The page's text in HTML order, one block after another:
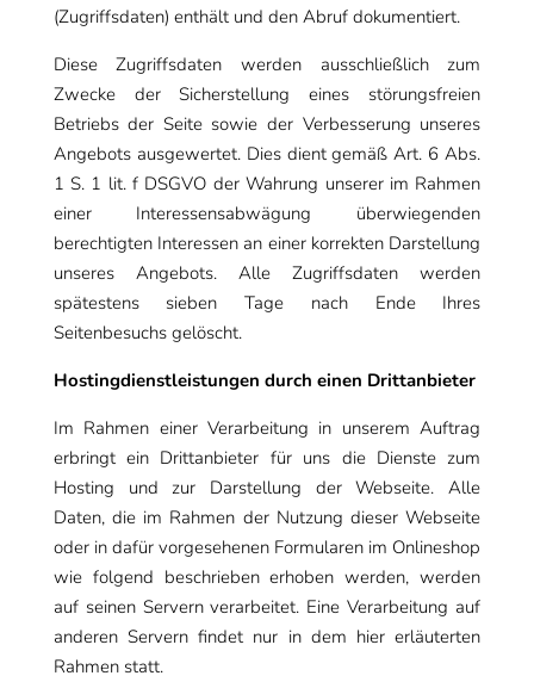
(Zugriffsdaten) enthält und den Abruf dokumentiert.
Diese Zugriffsdaten werden ausschließlich zum
Zwecke der Sicherstellung eines störungsfreien
Betriebs der Seite sowie der Verbesserung unseres
Angebots ausgewertet. Dies dient gemäß Art. 6 Abs.
1 S. 1 lit. f DSGVO der Wahrung unserer im Rahmen
einer Interessensabwägung überwiegenden
berechtigten Interessen an einer korrekten Darstellung
unseres Angebots. Alle Zugriffsdaten werden
spätestens sieben Tage nach Ende Ihres
Seitenbesuchs gelöscht.
Hostingdienstleistungen durch einen Drittanbieter
Im Rahmen einer Verarbeitung in unserem Auftrag
erbringt ein Drittanbieter für uns die Dienste zum
Hosting und zur Darstellung der Webseite. Alle
Daten, die im Rahmen der Nutzung dieser Webseite
oder in dafür vorgesehenen Formularen im Onlineshop
wie folgend beschrieben erhoben werden, werden
auf seinen Servern verarbeitet. Eine Verarbeitung auf
anderen Servern findet nur in dem hier erläuterten
Rahmen statt.